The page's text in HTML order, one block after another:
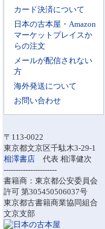
カード決済について
日本の古本屋・Amazon
マーケットプレイスか
らの注文
メールが配信されない
方
海外発送について
お問い合わせ
〒113-0022
東京都文京区千駄木3-29-1
相澤書店 代表 相澤健次
----------------------
書籍商：東京都公安委員会
許可 第305450506037号
東京都古書籍商業協同組合
文京支部